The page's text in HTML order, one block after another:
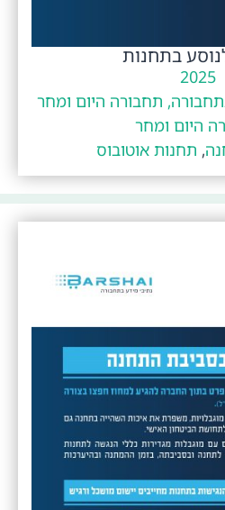
בתחנות
2025
תחבורה היום ומחר
היום ומחר
, תחנות אוטובוס